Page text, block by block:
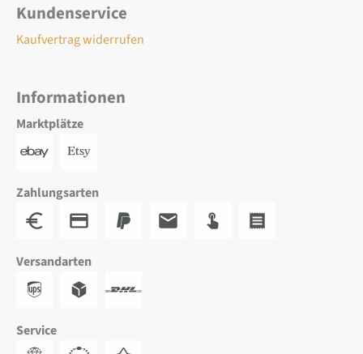
Kundenservice
Kaufvertrag widerrufen
Informationen
Marktplätze
Zahlungsarten
Versandarten
Service